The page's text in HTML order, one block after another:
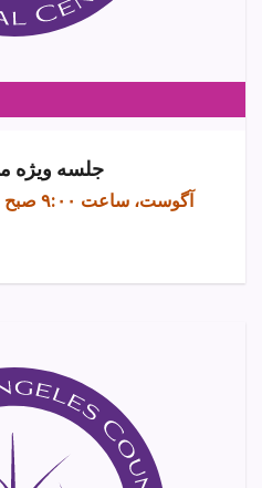
جلسه ویژه
۱۳ آگوست، ساعت ۹:۰۰ صبح